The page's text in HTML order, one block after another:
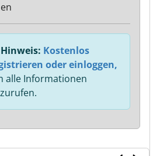
Kostenlos
oder einloggen,
alle Informationen